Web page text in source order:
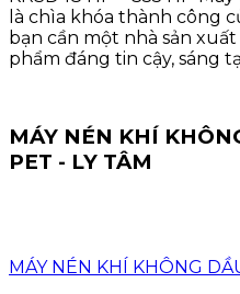
là chìa khóa thành công
bạn cần một nhà sản
phẩm đáng tin cậy, sáng
MÁY NÉN KHÍ
PET - LY TÂM
MÁY NÉN KHÍ KHÔNG